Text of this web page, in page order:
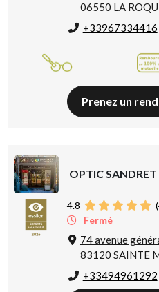
06550 LA
+33967334416
Prenez un
OPTIC SANDRET
4.8 (
Fermé
74 avenue
83120 SAINTE
+33494961292